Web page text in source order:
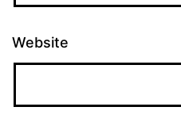
Website